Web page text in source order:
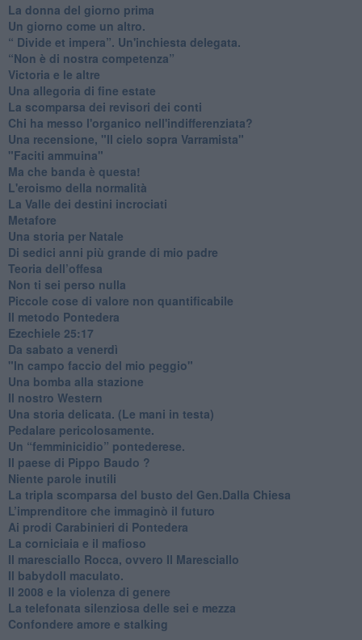
​La donna del giorno prima
​Un giorno come un altro.
​“ Divide et impera”. Un'inchiesta delegata.
“Non è di nostra competenza”
​Victoria e le altre
Una allegoria di fine estate
La scomparsa dei revisori dei conti
Chi ha messo l'organico nell'indifferenziata?
Una recensione, "Il cielo sopra Varramista"
​"Faciti ammuina"
Ma che banda è questa!
L'eroismo della normalità
​La Valle dei destini incrociati
Metafore
​Una storia per Natale
​Di sedici anni più grande di mio padre
Teoria dell’offesa
​Non ti sei perso nulla
​Piccole cose di valore non quantificabile
​Il metodo Pontedera
​Ezechiele 25:17
Da sabato a venerdì
"In campo faccio del mio peggio"
Una bomba alla stazione
Il nostro Western
Una storia delicata. (Le mani in testa)
Pedalare pericolosamente.
Un “femminicidio” pontederese.
Il paese di Pippo Baudo ?
Niente parole inutili
La tripla scomparsa del busto del Gen.Dalla Chiesa
​L’imprenditore che immaginò il futuro
Ai prodi Carabinieri di Pontedera
​La corniciaia e il mafioso
Il maresciallo Rocca, ovvero Il Maresciallo
​Il babydoll maculato.
​Il 2008 e la violenza di genere
La telefonata silenziosa delle sei e mezza
​Confondere amore e stalking